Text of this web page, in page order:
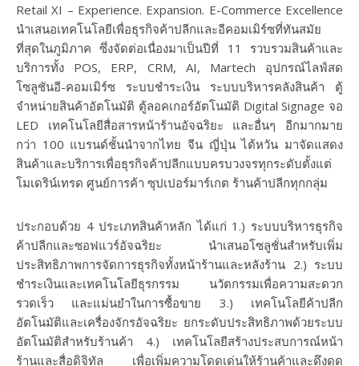
Retail XI – Experience. Expansion. E-Commerce Excellence
นำเสนอเทคโนโลยีเพื่อธุรกิจค้าปลีกและอีคอมเมิร์ซที่ทันสมัย
ที่สุดในภูมิภาค ซึ่งจัดต่อเนื่องมาเป็นปีที่ 11 รวบรวมสินค้าและ
บริการทั้ง POS, ERP, CRM, AI, Martech อุปกรณ์ไลฟ์สด
โซลูชันอี-คอมเมิร์ซ ระบบชำระเงิน ระบบบริหารคลังสินค้า ตู้
จำหน่ายสินค้าอัตโนมัติ ตู้ลอคเกอร์อัตโนมัติ Digital Signage จอ
LED เทคโนโลยีสื่อสารหน้าร้านอัจฉริยะ และอื่นๆ อีกมากมาย
กว่า 100 แบรนด์ชั้นนำจากไทย จีน ญี่ปุ่น ไต้หวัน มาจัดแสดง
สินค้าและบริการเพื่อธุรกิจค้าปลีกแบบครบวงจรทุกระดับตั้งแต่
โมเดริน์เทรด ศูนย์การค้า ซุปเปอร์มาร์เกต ร้านค้าปลีกทุกกลุ่ม
ประกอบด้วย 4 ประเภทสินค้าหลัก ได้แก่ 1.) ระบบบริหารธุรกิจ
ค้าปลีกและซอฟแวร์อัจฉริยะ นำเสนอโซลูชั่นสำหรับเพิ่ม
ประสิทธิภาพการจัดการธุรกิจทั้งหน้าร้านและหลังร้าน 2.) ระบบ
ชำระเงินและเทคโนโลยีธุรกรรม นวัตกรรมเพื่อความสะดวก
รวดเร็ว และแม่นยำในการซื้อขาย 3.) เทคโนโลยีค้าปลีก
อัตโนมัติและเครื่องจักรอัจฉริยะ ยกระดับประสิทธิภาพด้วยระบบ
อัตโนมัติสำหรับร้านค้า 4.) เทคโนโลยีสร้างประสบการณ์หน้า
ร้านและสื่อดิจิทัล เพื่อเพิ่มความโดดเด่นให้ร้านค้าและดึงดูด